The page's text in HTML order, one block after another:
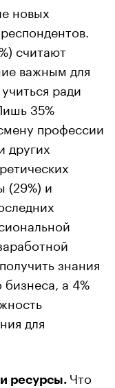
новых
считают
важным для
ради
35%
профессии
других
(29%) и
знания
бизнеса, а 4%
для
ресурсы. Что